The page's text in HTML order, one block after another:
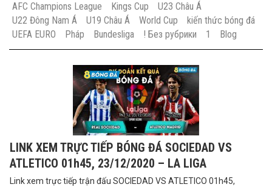
AFC Champions League
Kings Cup
U23 Châu Á
U22 Đông Nam Á
U19 Châu Á World Cup
kiến thức bóng đá
UEFA EURO
Pháp Bundesliga ! Без рубрики 1 Blog
LINK XEM TRỰC TIẾP BÓNG ĐÁ SOCIEDAD VS
ATLETICO 01h45, 23/12/2020 – LA LIGA
Link xem trực tiếp trận đấu SOCIEDAD VS ATLETICO 01h45,